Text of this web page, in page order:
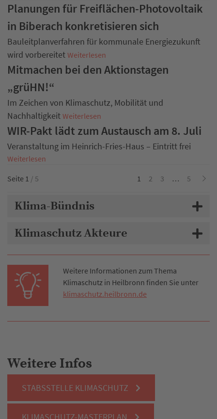
Planungen für Freiflächen-Photovoltaik
in Biberach konkretisieren sich
Bauleitplanverfahren für kommunale Energiezukunft
wird vorbereitet Weiterlesen
Mitmachen bei den Aktionstagen
„grüHN!“
Im Zeichen von Klimaschutz, Mobilität und
Nachhaltigkeit Weiterlesen
WIR-Pakt lädt zum Austausch am 8. Juli
Veranstaltung im Heinrich-Fries-Haus – Eintritt frei
Weiterlesen
Seite 1 / 5 1 2 3 … 5
Klima-Bündnis
Klimaschutz Akteure
Weitere Informationen zum Thema
Klimaschutz in Heilbronn finden Sie unter
klimaschutz.heilbronn.de
Weitere Infos
STABSSTELLE KLIMASCHUTZ
KLIMASCHUTZ-MASTERPLAN